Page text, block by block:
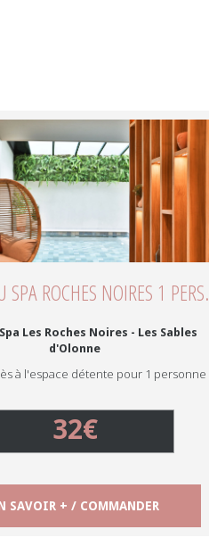
SPA ROCHES NOIRES 1 PERS.
Les Roches Noires - Les Sables
d'Olonne
à l'espace détente pour 1 personne
32€
SAVOIR + / COMMANDER